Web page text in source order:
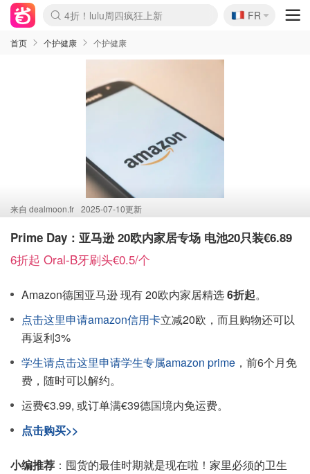
Boticinal 夏促开抢！
4折！lulu周四疯狂上新
还没结束！&OtherStories大促
Joybuy变相75折 随时失效
速领！Stanley独家85折
疑似霸哥！Camper额外叠85折
Zalando 奥莱闪促！每日更新
Moncler反季囤！5折起+叠9折
Coach Brooklyn仅€192
🇫🇷
FR
首页 个护健康 个护健康
来自 dealmoon.fr 2025-07-10更新
Prime Day：亚马逊 20欧内家居专场 电池20只装€6.89
6折起 Oral-B牙刷头€0.5/个
Amazon德国亚马逊 现有 20欧内家居精选6折起。
点击这里申请amazon信用卡立减20欧，而且购物还可以
再返利3%
学生请点击这里申请学生专属amazon prime ，前6个月免
费，随时可以解约。
运费€3.99, 或订单满€39德国境内免运费。
点击购买>>
小编推荐 ：囤货的最佳时期就是现在啦！家里必须的卫生